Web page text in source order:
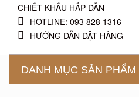
CHIẾT KHẤU HẤP DẪN
HOTLINE: 093 828 1316
HƯỚNG DẪN ĐẶT HÀNG
DANH MỤC SẢN PHẨM